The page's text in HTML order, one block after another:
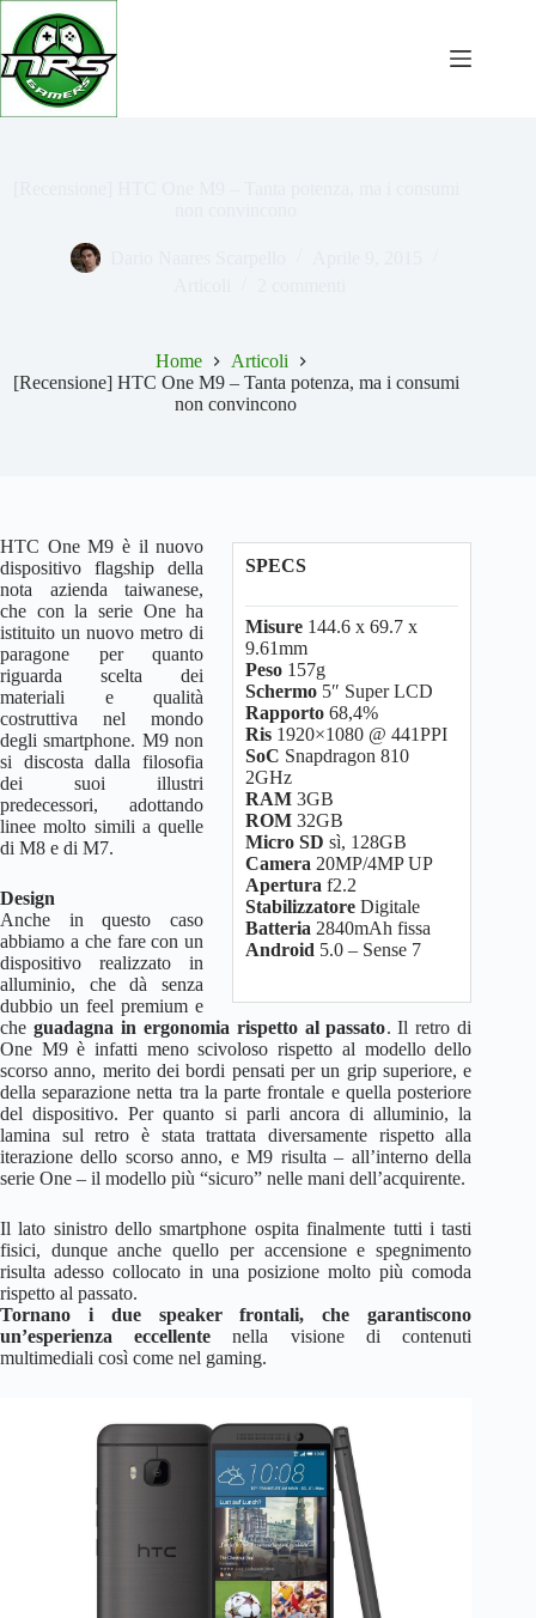
Salta
contenuto
Home
Articoli
[Recensione] HTC One M9 – Tanta potenza, ma i consumi
non convincono
SPECS
Misure 144.6 x 69.7 x
9.61mm
Peso 157g
Schermo 5″ Super LCD
Rapporto 68,4%
Ris 1920×1080 @ 441PPI
SoC Snapdragon 810
2GHz
RAM 3GB
ROM 32GB
Micro SD sì, 128GB
Camera 20MP/4MP UP
Apertura f2.2
Stabilizzatore Digitale
Batteria 2840mAh fissa
Android 5.0 – Sense 7
HTC One M9 è il nuovo
dispositivo flagship della
nota azienda taiwanese,
che con la serie One ha
istituito un nuovo metro di
paragone per quanto
riguarda scelta dei
materiali e qualità
costruttiva nel mondo
degli smartphone. M9 non
si discosta dalla filosofia
dei suoi illustri
predecessori, adottando
linee molto simili a quelle
di M8 e di M7.
Design
Anche in questo caso
abbiamo a che fare con un
dispositivo realizzato in
alluminio, che dà senza
dubbio un feel premium e
che guadagna in ergonomia rispetto al passato. Il retro di
One M9 è infatti meno scivoloso rispetto al modello dello
scorso anno, merito dei bordi pensati per un grip superiore, e
della separazione netta tra la parte frontale e quella posteriore
del dispositivo. Per quanto si parli ancora di alluminio, la
lamina sul retro è stata trattata diversamente rispetto alla
iterazione dello scorso anno, e M9 risulta – all’interno della
serie One – il modello più “sicuro” nelle mani dell’acquirente.
Il lato sinistro dello smartphone ospita finalmente tutti i tasti
fisici, dunque anche quello per accensione e spegnimento
risulta adesso collocato in una posizione molto più comoda
rispetto al passato.
Tornano i due speaker frontali, che garantiscono
un’esperienza eccellente nella visione di contenuti
multimediali così come nel gaming.